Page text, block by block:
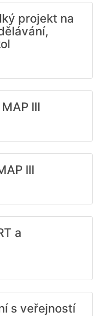
projekt na
III
III
a
s veřejností